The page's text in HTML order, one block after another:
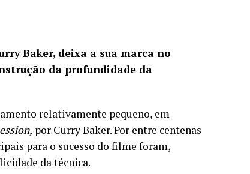
Baker, deixa a sua marca no
da profundidade da
relativamente pequeno, em
por Curry Baker. Por entre centenas
para o sucesso do filme foram,
da técnica.